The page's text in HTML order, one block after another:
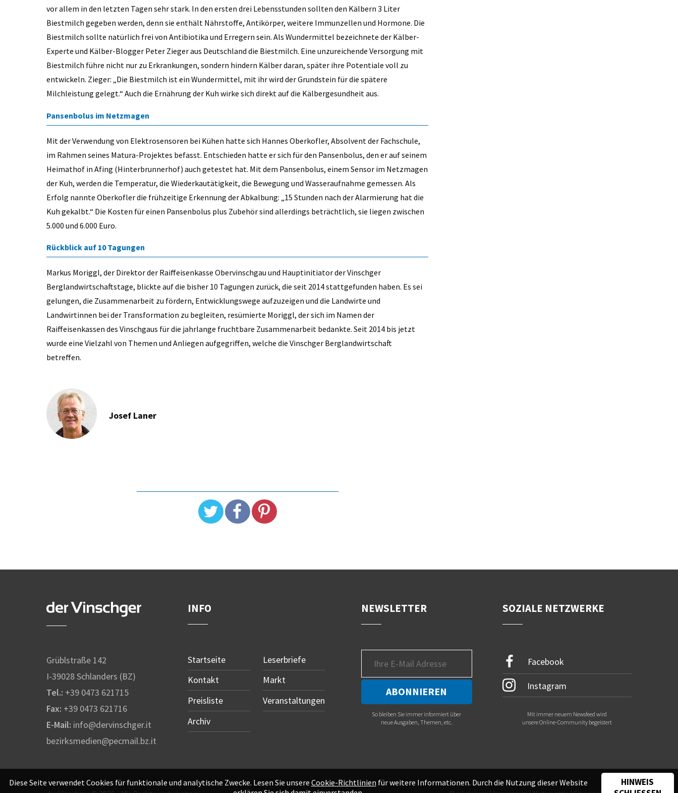
vor allem in den letzten Tagen sehr stark. In den ersten drei Lebensstunden sollten den Kälbern 3 Liter
Biestmilch gegeben werden, denn sie enthält Nährstoffe, Antikörper, weitere Immunzellen und Hormone. Die
Biestmilch sollte natürlich frei von Antibiotika und Erregern sein. Als Wundermittel bezeichnete der Kälber-
Experte und Kälber-Blogger Peter Zieger aus Deutschland die Biestmilch. Eine unzureichende Versorgung mit
Biestmilch führe nicht nur zu Erkrankungen, sondern hindern Kälber daran, später ihre Potentiale voll zu
entwickeln. Zieger: „Die Biestmilch ist ein Wundermittel, mit ihr wird der Grundstein für die spätere
Milchleistung gelegt.“ Auch die Ernährung der Kuh wirke sich direkt auf die Kälbergesundheit aus.
Pansenbolus im Netzmagen
Mit der Verwendung von Elektrosensoren bei Kühen hatte sich Hannes Oberkofler, Absolvent der Fachschule,
im Rahmen seines Matura-Projektes befasst. Entschieden hatte er sich für den Pansenbolus, den er auf seinem
Heimathof in Afing (Hinterbrunnerhof) auch getestet hat. Mit dem Pansenbolus, einem Sensor im Netzmagen
der Kuh, werden die Temperatur, die Wiederkautätigkeit, die Bewegung und Wasseraufnahme gemessen. Als
Erfolg nannte Oberkofler die frühzeitige Erkennung der Abkalbung: „15 Stunden nach der Alarmierung hat die
Kuh gekalbt.“ Die Kosten für einen Pansenbolus plus Zubehör sind allerdings beträchtlich, sie liegen zwischen
5.000 und 6.000 Euro.
Rückblick auf 10 Tagungen
Markus Moriggl, der Direktor der Raiffeisenkasse Obervinschgau und Hauptinitiator der Vinschger
Berglandwirtschaftstage, blickte auf die bisher 10 Tagungen zurück, die seit 2014 stattgefunden haben. Es sei
gelungen, die Zusammenarbeit zu fördern, Entwicklungswege aufzuzeigen und die Landwirte und
Landwirtinnen bei der Transformation zu begleiten, resümierte Moriggl, der sich im Namen der
Raiffeisenkassen des Vinschgaus für die jahrlange fruchtbare Zusammenarbeit bedankte. Seit 2014 bis jetzt
wurde eine Vielzahl von Themen und Anliegen aufgegriffen, welche die Vinschger Berglandwirtschaft
betreffen.
Josef Laner
Grüblstraße 142
I-39028 Schlanders (BZ)
Tel.: +39 0473 621715
Fax: +39 0473 621716
E-Mail: info@dervinschger.it
bezirksmedien@pecmail.bz.it
INFO
Startseite
Kontakt
Preisliste
Archiv
Leserbriefe
Markt
Veranstaltungen
NEWSLETTER
So bleiben Sie immer informiert über
neue Ausgaben, Themen, etc.
SOZIALE NETZWERKE
Facebook
Instagram
Mit immer neuem Newsfeed wird
unsere Online-Community begeistert
Diese Seite verwendet Cookies für funktionale und analytische Zwecke. Lesen Sie unsere Cookie-Richtlinien für weitere Informationen. Durch die Nutzung dieser Website
HINWEIS